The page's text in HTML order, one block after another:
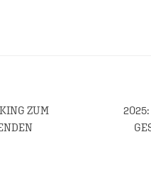
ZUM
2025: